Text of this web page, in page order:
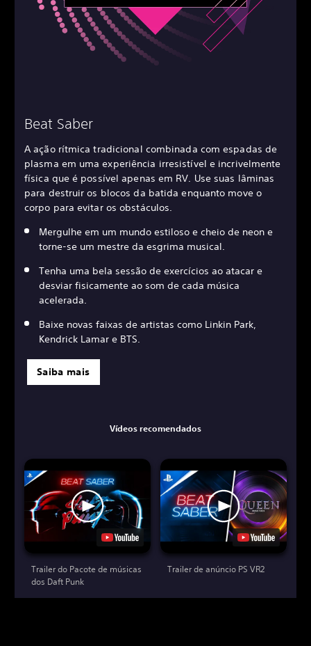
Beat Saber
A ação rítmica tradicional combinada com espadas de
plasma em uma experiência irresistível e incrivelmente
física que é possível apenas em RV. Use suas lâminas
para destruir os blocos da batida enquanto move o
corpo para evitar os obstáculos.
Mergulhe em um mundo estiloso e cheio de neon e
torne-se um mestre da esgrima musical.
Tenha uma bela sessão de exercícios ao atacar e
desviar fisicamente ao som de cada música
acelerada.
Baixe novas faixas de artistas como Linkin Park,
Kendrick Lamar e BTS.
Saiba mais
Vídeos recomendados
Trailer do Pacote de músicas
dos Daft Punk
Trailer de anúncio PS VR2